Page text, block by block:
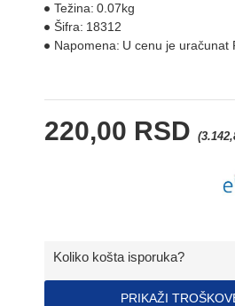
220,00 RSD
Težina: 0.07kg
Šifra: 18312
Napomena: U cenu je uračunat
Koliko košta isporuka?
PRIKAŽI